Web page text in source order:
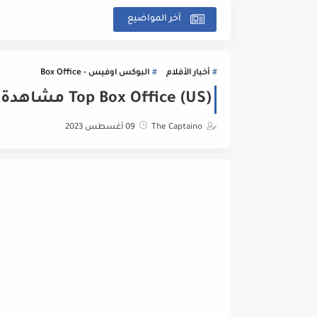
آخر المواضيع
أخبار الأفلام البوكس اوفيس - Box Office
Top Box Office (US) مشاهدة أحدث الأفلام - Weekend of August 4-6
The Captaino 09 أغسطس 2023